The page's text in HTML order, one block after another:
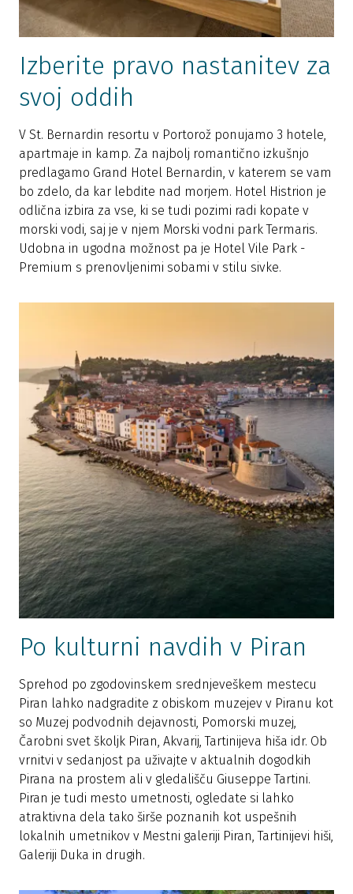
Izberite pravo nastanitev za
svoj oddih
V St. Bernardin resortu v Portorož ponujamo 3 hotele,
apartmaje in kamp. Za najbolj romantično izkušnjo
predlagamo Grand Hotel Bernardin, v katerem se vam
bo zdelo, da kar lebdite nad morjem. Hotel Histrion je
odlična izbira za vse, ki se tudi pozimi radi kopate v
morski vodi, saj je v njem Morski vodni park Termaris.
Udobna in ugodna možnost pa je Hotel Vile Park -
Premium s prenovljenimi sobami v stilu sivke.
Po kulturni navdih v Piran
Sprehod po zgodovinskem srednjeveškem mestecu
Piran lahko nadgradite z obiskom muzejev v Piranu kot
so Muzej podvodnih dejavnosti, Pomorski muzej,
Čarobni svet školjk Piran, Akvarij, Tartinijeva hiša idr. Ob
vrnitvi v sedanjost pa uživajte v aktualnih dogodkih
Pirana na prostem ali v gledališču Giuseppe Tartini.
Piran je tudi mesto umetnosti, ogledate si lahko
atraktivna dela tako širše poznanih kot uspešnih
lokalnih umetnikov v Mestni galeriji Piran, Tartinijevi hiši,
Galeriji Duka in drugih.